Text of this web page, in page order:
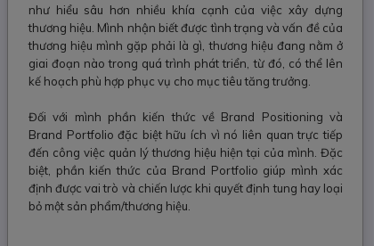
như hiểu sâu hơn nhiều khía cạnh của việc xây dựng
thương hiệu. Mình nhận biết được tình trạng và vấn đề của
thương hiệu mình gặp phải là gì, thương hiệu đang nằm ở
giai đoạn nào trong quá trình phát triển, từ đó, có thể lên
kế hoạch phù hợp phục vụ cho mục tiêu tăng trưởng.
Đối với mình phần kiến thức về Brand Positioning và
Brand Portfolio đặc biệt hữu ích vì nó liên quan trực tiếp
đến công việc quản lý thương hiệu hiện tại của mình. Đặc
biệt, phần kiến thức của Brand Portfolio giúp mình xác
định được vai trò và chiến lược khi quyết định tung hay loại
bỏ một sản phẩm/thương hiệu.